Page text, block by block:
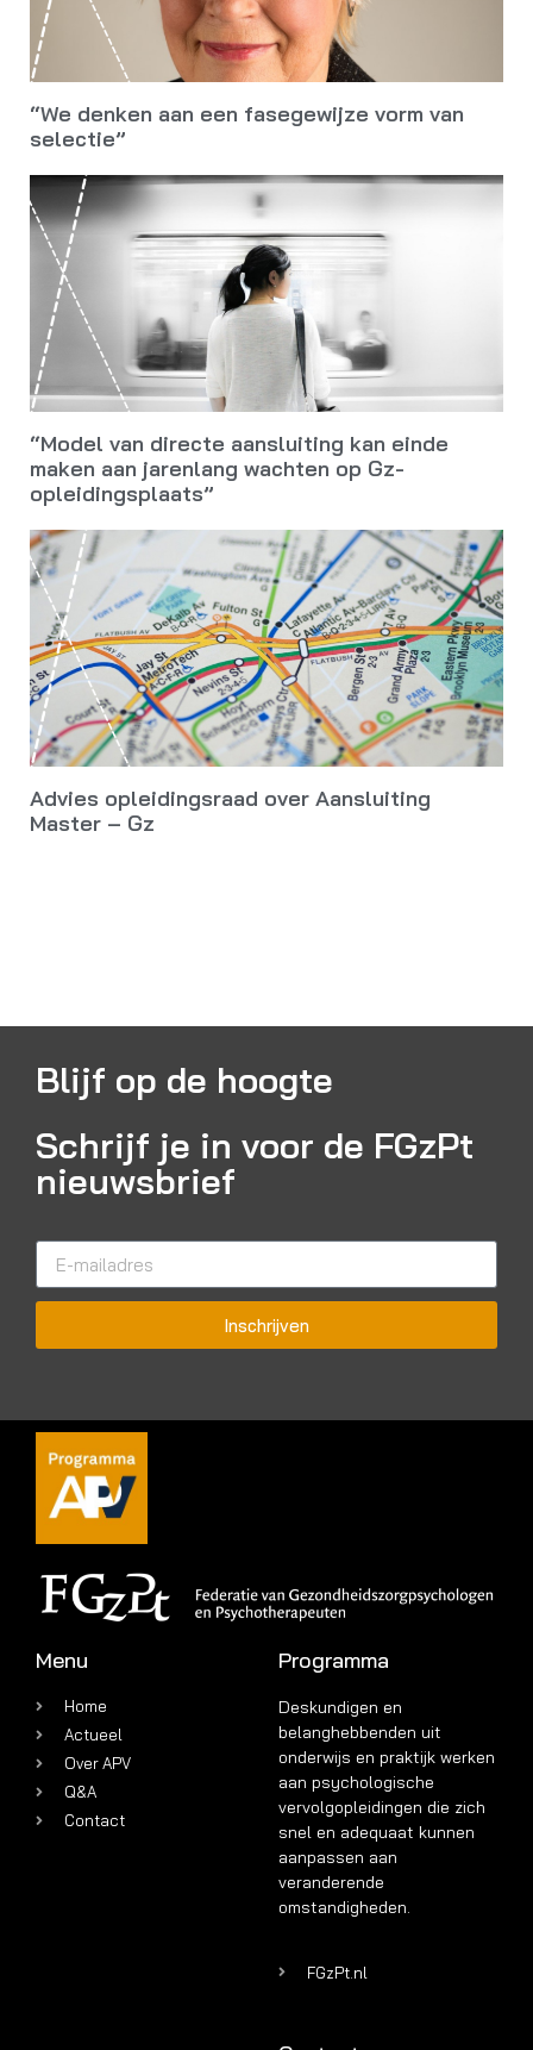
“We denken aan een fasegewijze vorm van
selectie”
“Model van directe aansluiting kan einde
maken aan jarenlang wachten op Gz-
opleidingsplaats”
Advies opleidingsraad over Aansluiting
Master – Gz
Blijf op de hoogte
Schrijf je in voor de FGzPt
nieuwsbrief
Inschrijven
Menu
Home
Actueel
Over APV
Q&A
Contact
Programma
Deskundigen en
belanghebbenden uit
onderwijs en praktijk werken
aan psychologische
vervolgopleidingen die zich
snel en adequaat kunnen
aanpassen aan
veranderende
omstandigheden.
FGzPt.nl